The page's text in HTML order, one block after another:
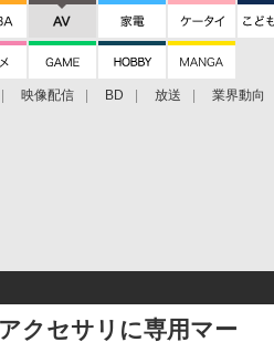
映像配信 BD 放送 業界動向
クセサリに専用マー